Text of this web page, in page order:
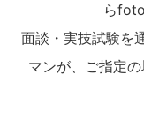
ら
面談・実技試験を
マンが、ご指定